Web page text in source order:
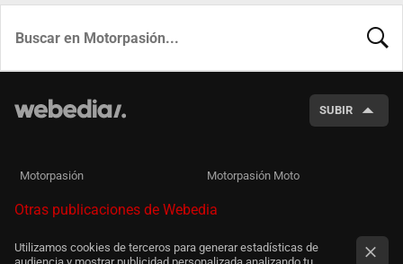
SUBIR
Motorpasión Motorpasión Moto
Otras publicaciones de Webedia
Utilizamos cookies de terceros para generar estadísticas de